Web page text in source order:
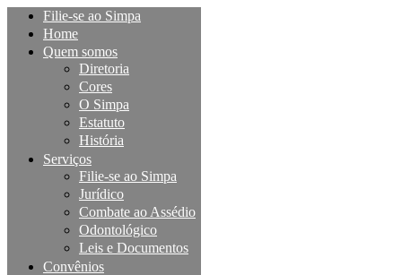
Filie-se ao Simpa
Home
Quem somos
Diretoria
Cores
O Simpa
Estatuto
História
Serviços
Filie-se ao Simpa
Jurídico
Combate ao Assédio
Odontológico
Leis e Documentos
Convênios